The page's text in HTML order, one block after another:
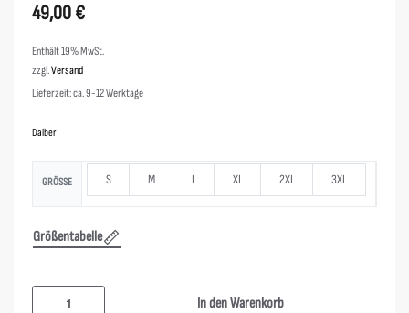
49,00€
Enthält 19% MwSt.
zzgl.Versand
Lieferzeit: ca. 9-12 Werktage
Daiber
GRÖSSE S M L XL 2XL 3XL
Größentabelle
In den Warenkorb